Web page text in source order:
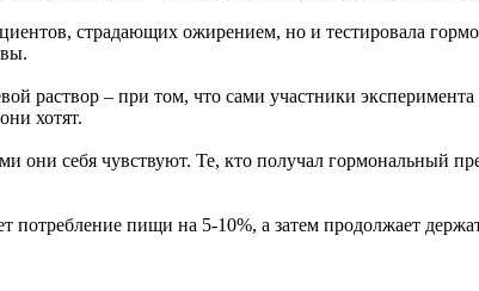
страдающих ожирением, но и тестировала
– при том, что сами участники эксперимента
хотят.
они себя чувствуют. Те, кто получал гормональный
потребление пищи на 5-10%, а затем продолжает